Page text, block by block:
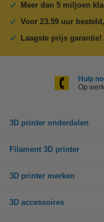
Meer dan 5 miljoen
Voor 23.59 uur
Laagste prijs garantie!
Hulp
Op
3D printer onderdelen
Filament 3D printer
3D printer merken
3D accessoires